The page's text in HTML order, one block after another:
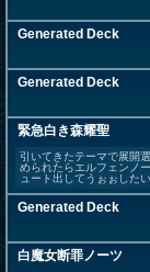
Generated Deck
Generated Deck
緊急白き森耀聖
引いてきたテーマで展開
められたらエルフェンノ
ュート出してうぉぉしたい
Generated Deck
白魔女断罪ノーツ